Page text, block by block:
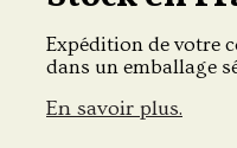
Expédition de votre
dans un emballage
En savoir plus.